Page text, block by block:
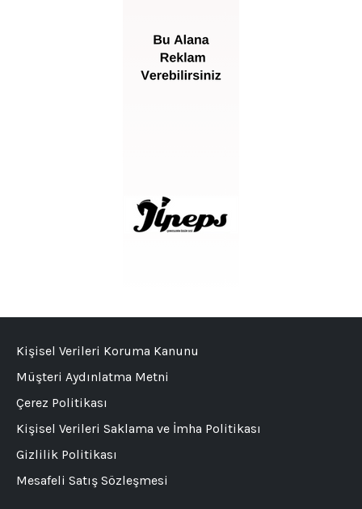
Kişisel Verileri Koruma Kanunu
Müşteri Aydınlatma Metni
Çerez Politikası
Kişisel Verileri Saklama ve İmha Politikası
Gizlilik Politikası
Mesafeli Satış Sözleşmesi